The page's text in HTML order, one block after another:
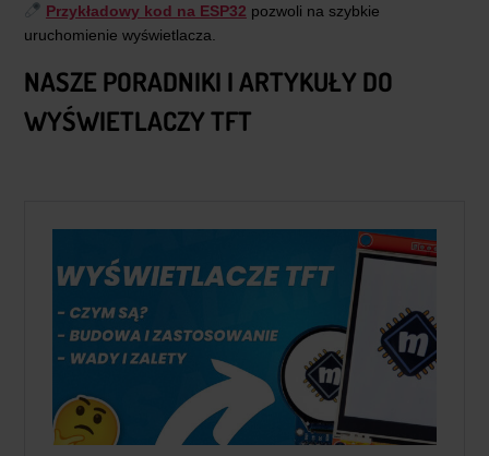
Przykładowy kod na ESP32 pozwoli na szybkie
uruchomienie wyświetlacza.
NASZE PORADNIKI I ARTYKUŁY DO
WYŚWIETLACZY TFT